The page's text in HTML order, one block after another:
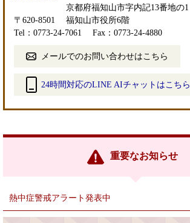
〒620-8501
京都府福知山市字内記13番地の1
福知山市役所6階
Tel：0773-24-7061
Fax：0773-24-4880
メールでのお問い合わせはこちら
24時間対応のLINE AIチャットはこちら
リ
重要なお知らせ
熱中症警戒アラート発表中